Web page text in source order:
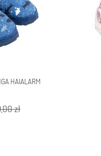
HAIALARM
zł